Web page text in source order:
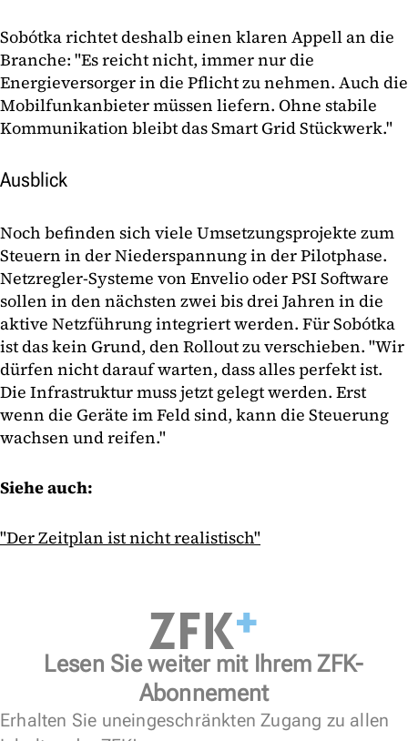
Sobótka richtet deshalb einen klaren Appell an die
Branche: "Es reicht nicht, immer nur die
Energieversorger in die Pflicht zu nehmen. Auch die
Mobilfunkanbieter müssen liefern. Ohne stabile
Kommunikation bleibt das Smart Grid Stückwerk."
Ausblick
Noch befinden sich viele Umsetzungsprojekte zum
Steuern in der Niederspannung in der Pilotphase.
Netzregler-Systeme von Envelio oder PSI Software
sollen in den nächsten zwei bis drei Jahren in die
aktive Netzführung integriert werden. Für Sobótka
ist das kein Grund, den Rollout zu verschieben. "Wir
dürfen nicht darauf warten, dass alles perfekt ist.
Die Infrastruktur muss jetzt gelegt werden. Erst
wenn die Geräte im Feld sind, kann die Steuerung
wachsen und reifen."
Siehe auch:
"Der Zeitplan ist nicht realistisch"
Lesen Sie weiter mit Ihrem ZFK-
Abonnement
Erhalten Sie uneingeschränkten Zugang zu allen